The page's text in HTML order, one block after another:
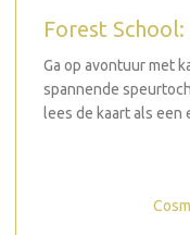
Forest
Ga op avontuur met
spannende
lees de kaart als een